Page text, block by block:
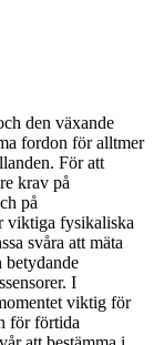
den växande
fordon för alltmer
För att
krav på
på
viktiga fysikaliska
svåra att mäta
betydande
I
viktig för
för förtida